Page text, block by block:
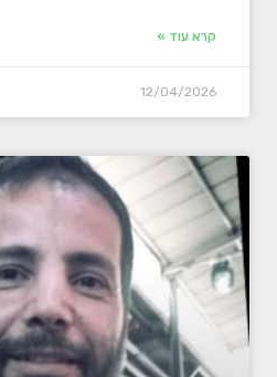
קרא עוד »
12/04/2026